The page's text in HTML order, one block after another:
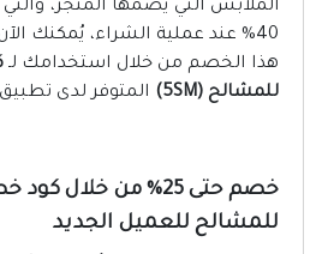
الملابس التي يضمها المتجر،
40% عند عملية الشراء، يُمكنك
هذا الخصم من خلال استخدامك لـ
للمشالح (5SM)
المتوفر لدى
خصم حتى 25% من خلال
للمشالح للعميل الجديد